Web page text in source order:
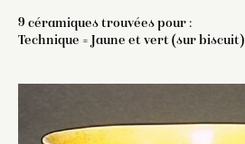
9 céramiques trouvées pour :
Technique = Jaune et vert (sur biscuit)